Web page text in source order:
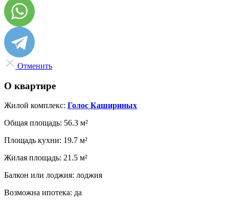
Отменить
О квартире
Жилой комплекс: Голос Кашириных
Общая площадь: 56.3 м²
Площадь кухни: 19.7 м²
Жилая площадь: 21.5 м²
Балкон или лоджия: лоджия
Возможна ипотека: да